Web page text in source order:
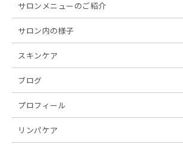
サロンメニューのご紹介
サロン内の様子
スキンケア
ブログ
プロフィール
リンパケア